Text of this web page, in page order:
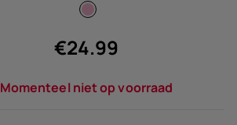
€24.99
Momenteel niet op voorraad